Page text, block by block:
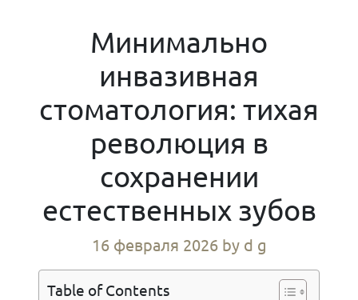
Минимально
инвазивная
стоматология: тихая
революция в
сохранении
естественных зубов
16 февраля 2026 by d g
Table of Contents